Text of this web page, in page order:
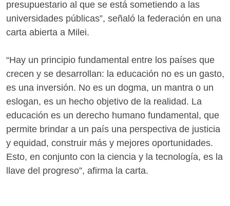
presupuestario al que se está sometiendo a las
universidades públicas”, señaló la federación en una
carta abierta a Milei.
“Hay un principio fundamental entre los países que
crecen y se desarrollan: la educación no es un gasto,
es una inversión. No es un dogma, un mantra o un
eslogan, es un hecho objetivo de la realidad. La
educación es un derecho humano fundamental, que
permite brindar a un país una perspectiva de justicia
y equidad, construir más y mejores oportunidades.
Esto, en conjunto con la ciencia y la tecnología, es la
llave del progreso”, afirma la carta.